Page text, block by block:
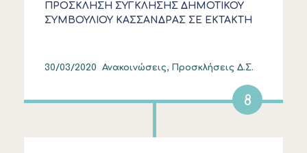
ΠΡΟΣΚΛΗΣΗ ΣΥΓΚΛΗΣΗΣ ΔΗΜΟΤΙΚΟΥ
ΣΥΜΒΟΥΛΙΟΥ ΚΑΣΣΑΝΔΡΑΣ ΣΕ ΕΚΤΑΚΤΗ
30/03/2020 Ανακοινώσεις, Προσκλήσεις Δ.Σ.
8